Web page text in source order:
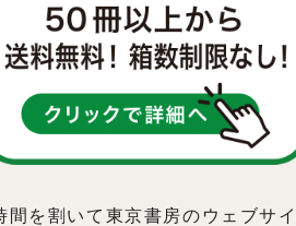
を割いて東京書房のウェブサイ